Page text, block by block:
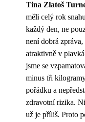
Tina Zlatoš
měli celý rok
každý den, ne
není dobrá
atraktivně v
jsme se
minus tři
pořádku a
zdravotní rizika.
už je příliš. Proto